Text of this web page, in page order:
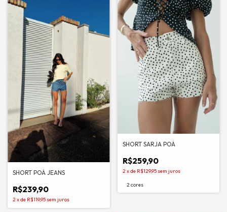
SHORT POÁ JEANS
R$239,90
2xde R$119,95 sem juros
SHORT SARJA POÁ
R$259,90
2xde R$129,95 sem juros
2 cores